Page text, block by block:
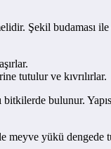
Şekil budaması
tutulur ve kıvrılırlar.
bulunur.
meyve yükü dengede